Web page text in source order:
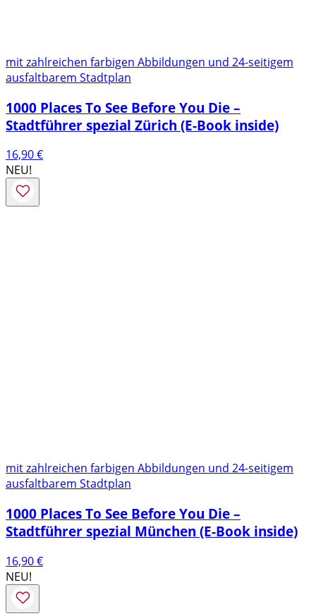
mit zahlreichen farbigen Abbildungen und 24-seitigem
ausfaltbarem Stadtplan
1000 Places To See Before You Die –
Stadtführer spezial Zürich (E-Book inside)
16,90€
NEU!
mit zahlreichen farbigen Abbildungen und 24-seitigem
ausfaltbarem Stadtplan
1000 Places To See Before You Die –
Stadtführer spezial München (E-Book inside)
16,90€
NEU!